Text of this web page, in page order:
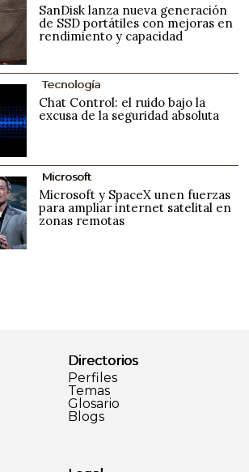
SanDisk lanza nueva generación
de SSD portátiles con mejoras en
rendimiento y capacidad
Tecnología
Chat Control: el ruido bajo la
excusa de la seguridad absoluta
Microsoft
Microsoft y SpaceX unen fuerzas
para ampliar internet satelital en
zonas remotas
Directorios
Perfiles
Temas
Glosario
Blogs